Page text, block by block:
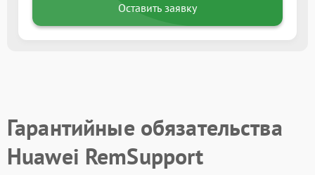
Оставить заявку
Гарантийные обязательства
Huawei RemSupport